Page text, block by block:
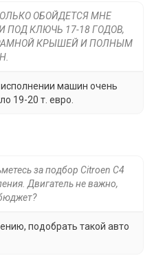
ОБОЙДЕТСЯ МНЕ
ПОД КЛЮЧЬ 17-18 ГОДОВ,
КРЫШЕЙ И ПОЛНЫМ
машин очень
19-20 т. евро.
за подбор Citroen C4
Двигатель не важно,
подобрать такой авто